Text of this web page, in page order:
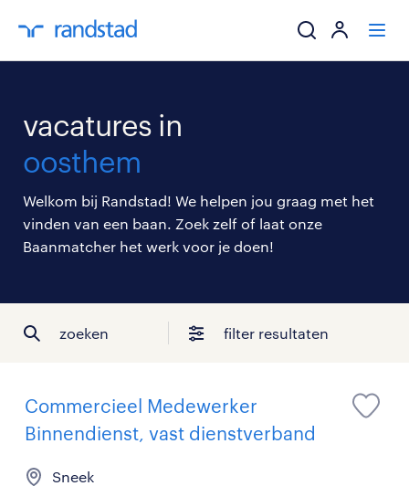
mijn carrière
over randstad
vacatures in
oosthem
Welkom bij Randstad! We helpen jou graag met het
vinden van een baan. Zoek zelf of laat onze
Baanmatcher het werk voor je doen!
zoeken filter resultaten
Commercieel Medewerker
Binnendienst, vast dienstverband
Sneek